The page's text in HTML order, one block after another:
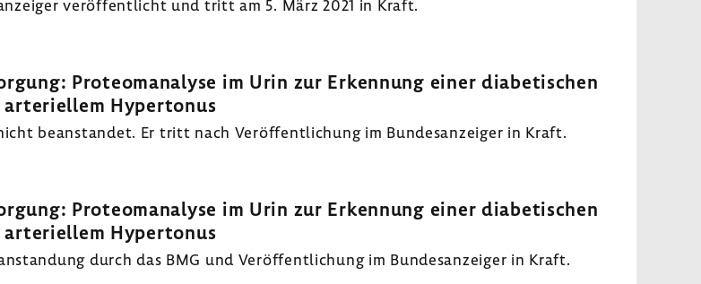
veröf­fent­licht und tritt am 5. März 2021 in Kraft.
Proteom­ana­lyse im Urin zur Erken­nung einer diabe­ti­schen
arte­ri­ellem Hyper­tonus
bean­standet. Er tritt nach Veröf­fent­li­chung im Bundes­an­zeiger in Kraft.
Proteom­ana­lyse im Urin zur Erken­nung einer diabe­ti­schen
arte­ri­ellem Hyper­tonus
durch das BMG und Veröf­fent­li­chung im Bundes­an­zeiger in Kraft.